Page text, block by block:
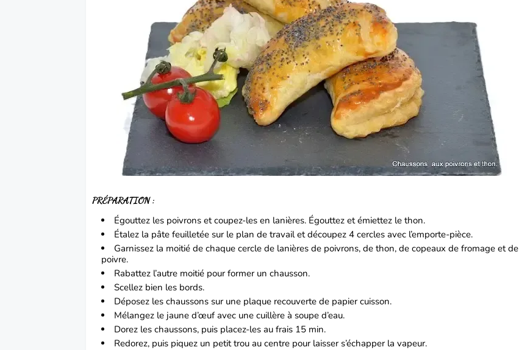
PRÉPARATION:
Égouttez les poivrons et coupez-les en lanières. Égouttez et émiettez le thon.
Étalez la pâte feuilletée sur le plan de travail et découpez 4 cercles avec l’emporte-pièce.
Garnissez la moitié de chaque cercle de lanières de poivrons, de thon, de copeaux de fromage et de
poivre.
Rabattez l’autre moitié pour former un chausson.
Scellez bien les bords.
Déposez les chaussons sur une plaque recouverte de papier cuisson.
Mélangez le jaune d’œuf avec une cuillère à soupe d’eau.
Dorez les chaussons, puis placez-les au frais 15 min.
Redorez, puis piquez un petit trou au centre pour laisser s’échapper la vapeur.